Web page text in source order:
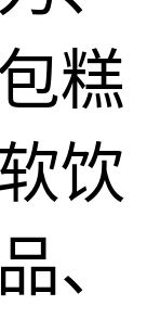
糕
饮
、